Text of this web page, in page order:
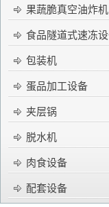
果蔬脆真空油炸机
食品隧道式速冻
包装机
蛋品加工设备
夹层锅
脱水机
肉食设备
配套设备